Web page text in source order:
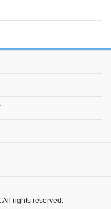
rights reserved.